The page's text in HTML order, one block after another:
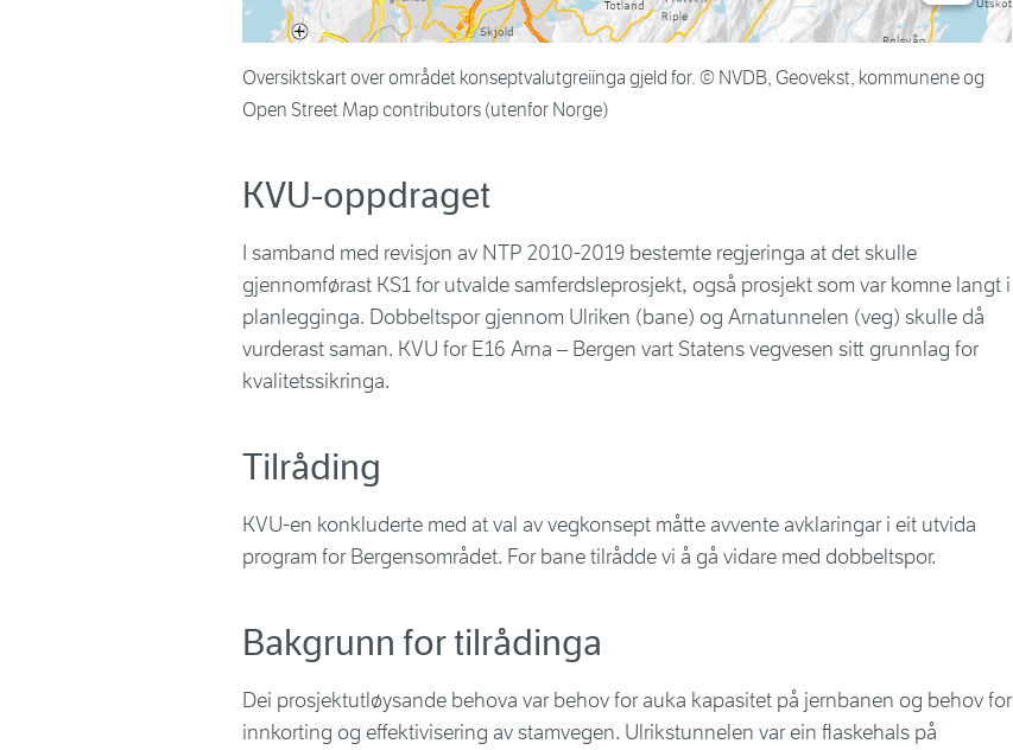
Oversiktskart over området konseptvalutgreiinga gjeld for. © NVDB, Geovekst, kommunene og
Open Street Map contributors (utenfor Norge)
KVU-oppdraget
I samband med revisjon av NTP 2010-2019 bestemte regjeringa at det skulle
gjennomførast KS1for utvalde samferdsleprosjekt, også prosjekt som var komne langt i
planlegginga. Dobbeltspor gjennom Ulriken (bane) og Arnatunnelen (veg) skulle då
vurderast saman. KVU for E16 Arna – Bergen vart Statens vegvesen sitt grunnlag for
kvalitetssikringa.
Tilråding
KVU-en konkluderte med at val av vegkonsept måtte avvente avklaringar i eit utvida
program for Bergensområdet. For bane tilrådde vi å gå vidare med dobbeltspor.
Bakgrunn for tilrådinga
Dei prosjektutløysande behova var behov for auka kapasitet på jernbanen og behov for
innkorting og effektivisering av stamvegen. Ulrikstunnelen var ein flaskehals på